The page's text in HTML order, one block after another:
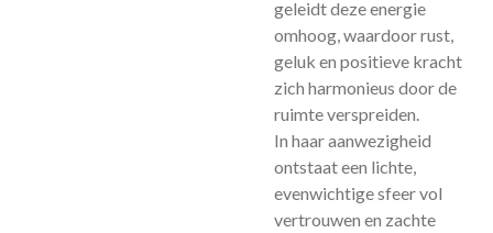
geleidt deze energie
omhoog, waardoor rust,
geluk en positieve kracht
zich harmonieus door de
ruimte verspreiden.
In haar aanwezigheid
ontstaat een lichte,
evenwichtige sfeer vol
vertrouwen en zachte